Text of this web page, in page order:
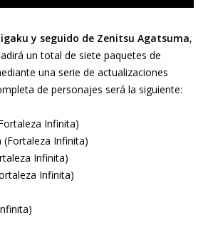
y seguido de Zenitsu Agatsuma,
un total de siete paquetes de
una serie de actualizaciones
de personajes será la siguiente:
Infinita)
(Fortaleza Infinita)
Infinita)
Infinita)